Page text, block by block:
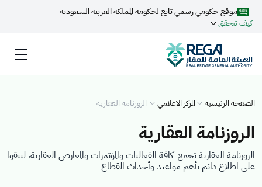
-
موقع حكومي رسمي تابع لحكومة المملكة العربية السعودية
كيف تتحقق
الصفحة الرئيسية المركز الاعلامي الروزنامة العقارية
الروزنامة العقارية
الروزنامة العقارية تجمع كافة الفعاليات والمؤتمرات والمعارض العقارية، لتبقوا
على اطلاع دائم بأهم مواعيد وأحداث القطاع